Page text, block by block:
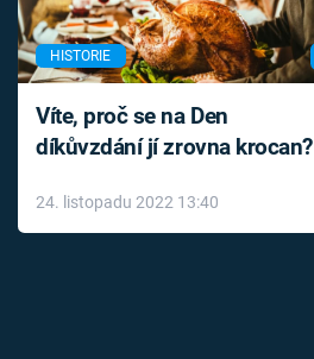
HISTORIE
Víte, proč se na Den
díkůvzdání jí zrovna krocan?
24. listopadu 2022 13:40